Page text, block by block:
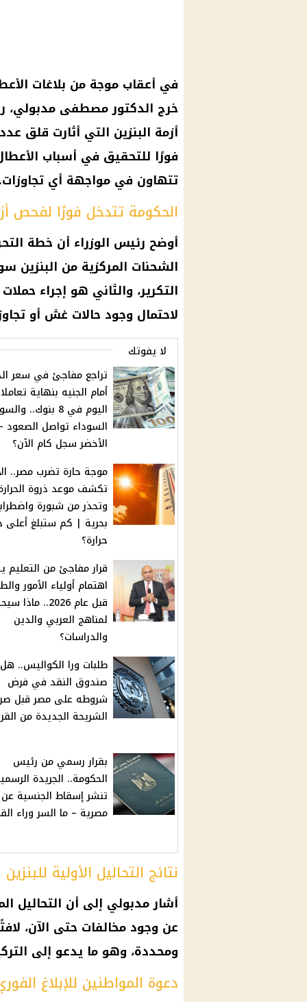
في أعقاب موجة من بلاغات
خرج الدكتور مصطفى مدبولي،
أزمة البنزين التي أثارت قلق
فورًا للتحقيق في أسباب
تتهاون في مواجهة أي
الحكومة تتدخل فورًا لفحص
أوضح رئيس الوزراء أن خطة
الشحنات المركزية من البنزين
التكرير، والثاني هو إجراء
لاحتمال وجود حالات غش أو
لا يفوتك
تراجع مفاجئ في سعر
أمام الجنيه بنهاية
اليوم في 8 بنوك..
السوداء تواصل الصعود
الأخضر سجل كام الآن؟
موجة حارة تضرب مصر..
تكشف موعد ذروة
وتحذر من شبورة
بحرية | كم ستبلغ أعلى
حرارة؟
قرار مفاجئ من
اهتمام أولياء الأمور
قبل عام 2026..
لمناهج العربي والدين
والدراسات؟
طلبات ورا الكواليس..
صندوق النقد في فرض
شروطه على مصر قبل
الشريحة الجديدة من
بقرار رسمي من رئيس
الحكومة.. الجريدة
تنشر إسقاط الجنسية عن
مصرية – ما السر وراء
نتائج التحاليل الأولية للبنزين
أشار مدبولي إلى أن التحاليل
عن وجود مخالفات حتى الآن،
ومحددة، وهو ما يدعو إلى
دعوة المواطنين للإبلاغ